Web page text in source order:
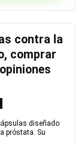
contra la
comprar
diseñado
próstata. Su